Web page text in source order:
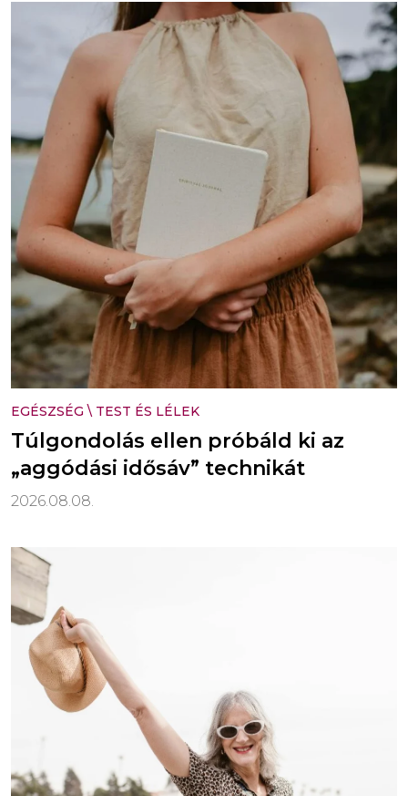
EGÉSZSÉG \ TEST ÉS LÉLEK
Túlgondolás ellen próbáld ki az
„aggódási idősáv” technikát
2026.08.08.